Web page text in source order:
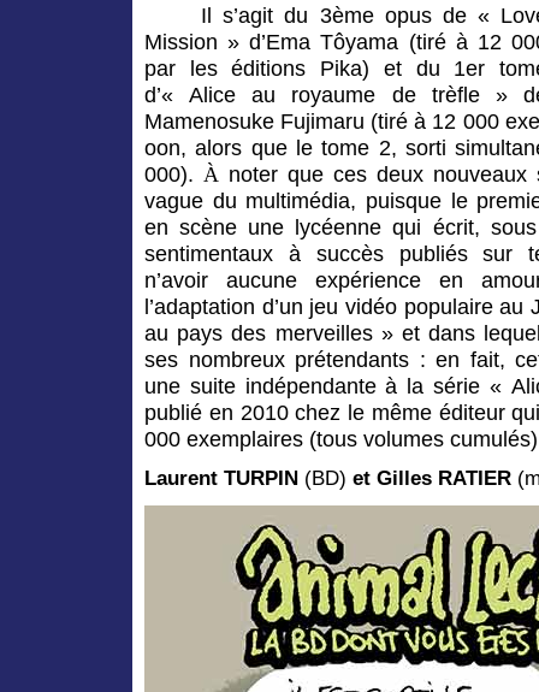
Il s’agit du 3ème opus de «
Mission » d’Ema Tôyama (tiré à 12
par les éditions Pika) et du 1er
d’« Alice au royaume de trèfle »
Mamenosuke Fujimaru (tiré à 12 000
oon, alors que le tome 2, sorti
000). À noter que ces deux
vague du multimédia, puisque le
en scène une lycéenne qui écrit,
sentimentaux à succès publiés sur
n’avoir aucune expérience en
l’adaptation d’un jeu vidéo populaire au
au pays des merveilles » et dans
ses nombreux prétendants : en fait,
une suite indépendante à la série «
publié en 2010 chez le même éditeur
000 exemplaires (tous volumes
Laurent TURPIN (BD) et Gilles RATIER